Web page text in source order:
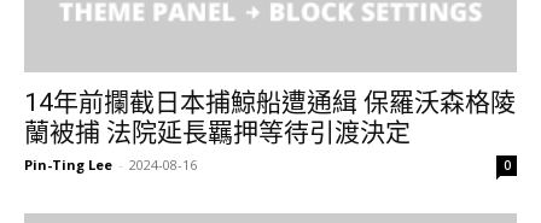
14年前攔截日本捕鯨船遭通緝 保羅沃森格陵
蘭被捕 法院延長羈押等待引渡決定
Pin-Ting Lee - 2024-08-16 0